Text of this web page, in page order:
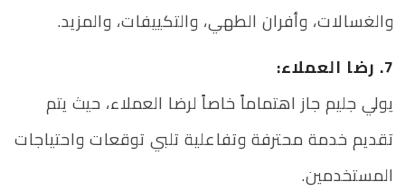
والغسالات، وأفران الطهي، والتكييفات، والمزيد.
7. رضا العملاء:
يولي جليم جاز اهتماماً خاصاً لرضا العملاء، حيث يتم
تقديم خدمة محترفة وتفاعلية تلبي توقعات واحتياجات
المستخدمين.